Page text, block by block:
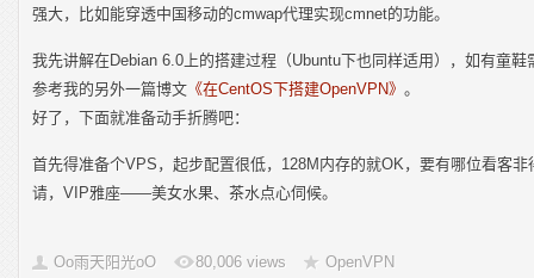
强大，比如能穿透中国移动的cmwap代理实现cmnet的功能。
我先讲解在Debian 6.0上的搭建过程（Ubuntu下也同样适用），如有童
参考我的另外一篇博文 《在CentOS下搭建OpenVPN》 。
好了，下面就准备动手折腾吧：
首先得准备个VPS，起步配置很低，128M内存的就OK，要有哪位看客
请，VIP雅座——美女水果、茶水点心伺候。
Oo雨天阳光oO 80,006 views OpenVPN